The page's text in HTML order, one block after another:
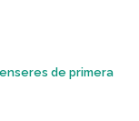
de primera